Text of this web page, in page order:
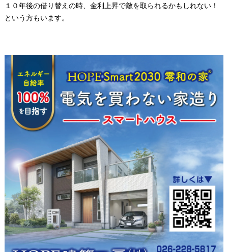
１０年後の借り替えの時、金利上昇で敵を取られるかもしれない！
という方もいます。